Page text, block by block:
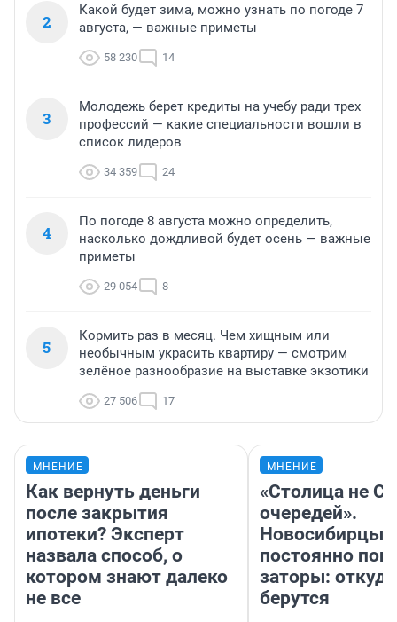
2
Какой будет зима, можно узнать по погоде 7
августа, — важные приметы
58 230 14
3
Молодежь берет кредиты на учебу ради трех
профессий — какие специальности вошли в
список лидеров
34 359 24
4
По погоде 8 августа можно определить,
насколько дождливой будет осень — важные
приметы
29 054 8
5
Кормить раз в месяц. Чем хищным или
необычным украсить квартиру — смотрим
зелёное разнообразие на выставке экзотики
27 506 17
МНЕНИЕ
Как вернуть деньги
после закрытия
ипотеки? Эксперт
назвала способ, о
котором знают далеко
не все
МНЕНИЕ
«Столица не
очередей».
Новосибирцы
постоянно
заторы:
берутся